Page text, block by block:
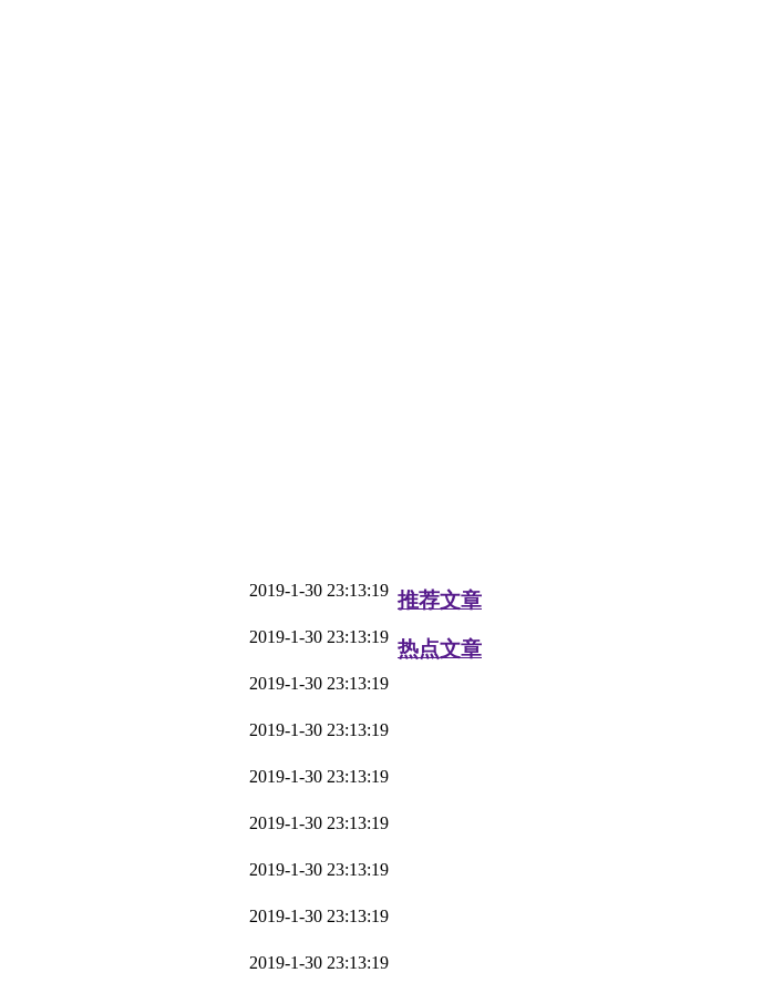
2019-1-30 23:13:19
2019-1-30 23:13:19
2019-1-30 23:13:19
2019-1-30 23:13:19
2019-1-30 23:13:19
2019-1-30 23:13:19
2019-1-30 23:13:19
2019-1-30 23:13:19
2019-1-30 23:13:19
推荐文章
热点文章